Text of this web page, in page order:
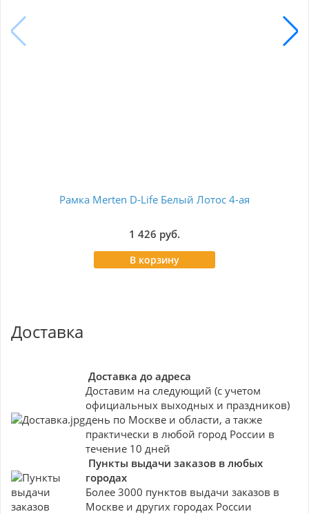
Рамка Merten D-Life Белый Лотос 4-ая
1 426 руб.
В корзину
Доставка
Доставка до адреса
Доставим на следующий (с учетом
официальных выходных и праздников)
день по Москве и области, а также
практически в любой город России в
течение 10 дней
Пункты выдачи заказов в любых
городах
Более 3000 пунктов выдачи заказов в
Москве и других городах России